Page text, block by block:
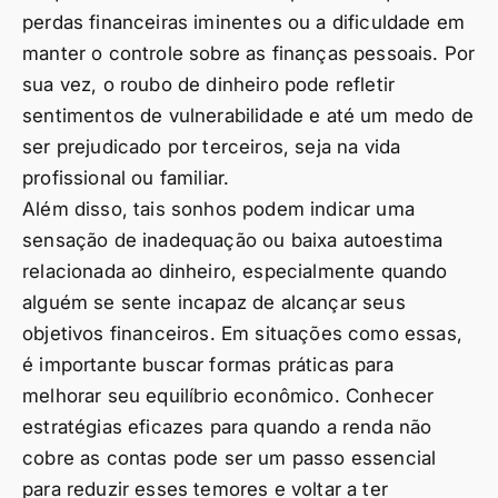
perdas financeiras iminentes ou a dificuldade em
manter o controle sobre as finanças pessoais. Por
sua vez, o roubo de dinheiro pode refletir
sentimentos de vulnerabilidade e até um medo de
ser prejudicado por terceiros, seja na vida
profissional ou familiar.
Além disso, tais sonhos podem indicar uma
sensação de inadequação ou baixa autoestima
relacionada ao dinheiro, especialmente quando
alguém se sente incapaz de alcançar seus
objetivos financeiros. Em situações como essas,
é importante buscar formas práticas para
melhorar seu equilíbrio econômico. Conhecer
estratégias eficazes para quando a renda não
cobre as contas pode ser um passo essencial
para reduzir esses temores e voltar a ter